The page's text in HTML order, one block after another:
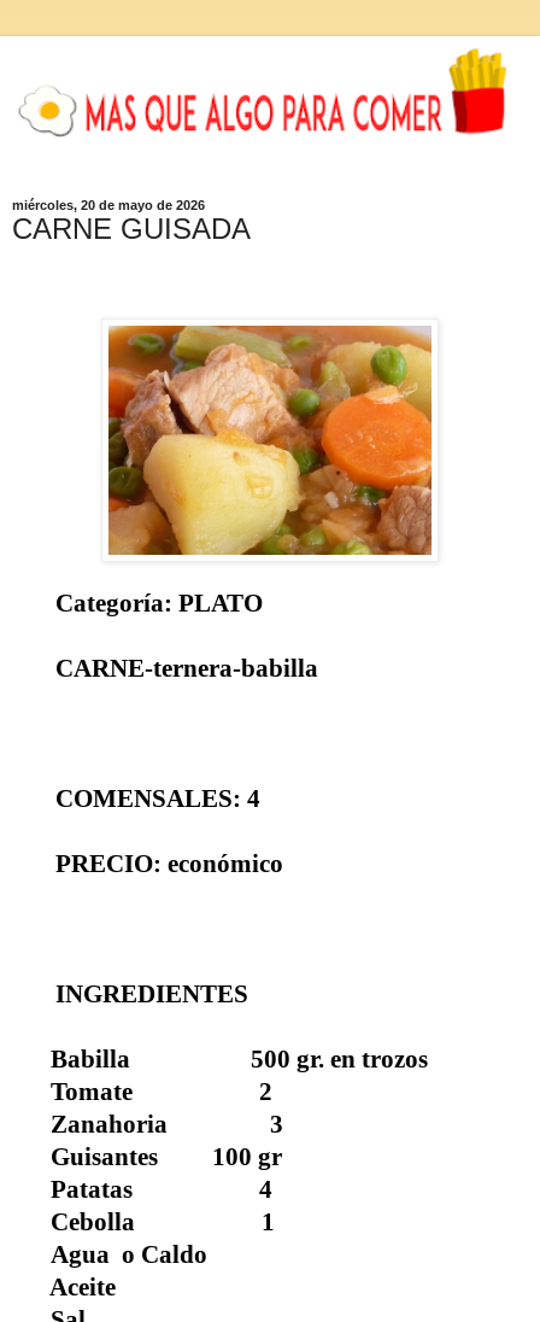
miércoles, 20 de mayo de 2026
CARNE GUISADA
Categoría: PLATO
CARNE-ternera-babilla
COMENSALES: 4
PRECIO: económico
INGREDIENTES
Babilla 500 gr. en trozos
Tomate 2
Zanahoria 3
Guisantes 100 gr
Patatas 4
Cebolla 1
Agua o Caldo
Aceite